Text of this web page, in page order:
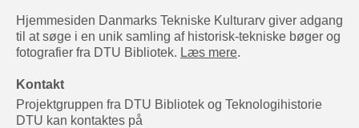
Hjemmesiden Danmarks Tekniske Kulturarv giver adgang
til at søge i en unik samling af historisk-tekniske bøger og
fotografier fra DTU Bibliotek. Læs mere.
Kontakt
Projektgruppen fra DTU Bibliotek og Teknologihistorie
DTU kan kontaktes på